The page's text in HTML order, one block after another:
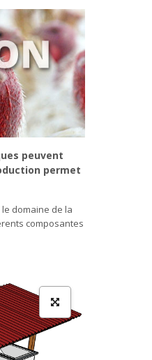
peuvent
permet
domaine de la
composantes